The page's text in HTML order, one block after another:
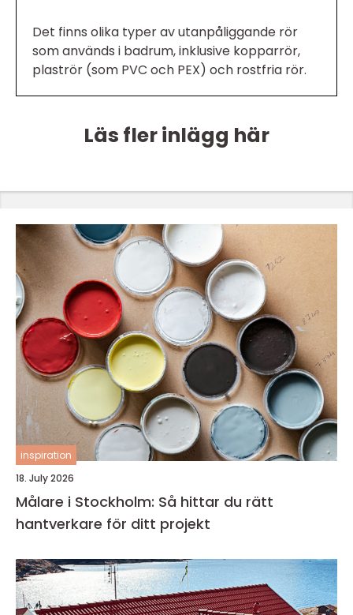
Det finns olika typer av utanpåliggande rör
som används i badrum, inklusive kopparrör,
plaströr (som PVC och PEX) och rostfria rör.
Läs fler inlägg här
inspiration
18. July 2026
Målare i Stockholm: Så hittar du rätt
hantverkare för ditt projekt